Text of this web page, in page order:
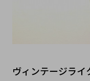
ヴィンテージライ